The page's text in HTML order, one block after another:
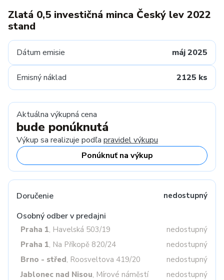
Zlatá 0,5 investičná minca Český lev 2022
stand
Dátum emisie máj 2025
Emisný náklad 2125 ks
Aktuálna výkupná cena
bude ponúknutá
Výkup sa realizuje podľa pravidel výkupu
Ponúknuť na výkup
Doručenie nedostupný
Osobný odber v predajni
Praha 1, Havelská 503/19
nedostupný
Praha 1, Na Příkopě 820/24
nedostupný
Brno - střed, Roosveltova 419/20
nedostupný
Jablonec nad Nisou, Mírové náměstí
nedostupný